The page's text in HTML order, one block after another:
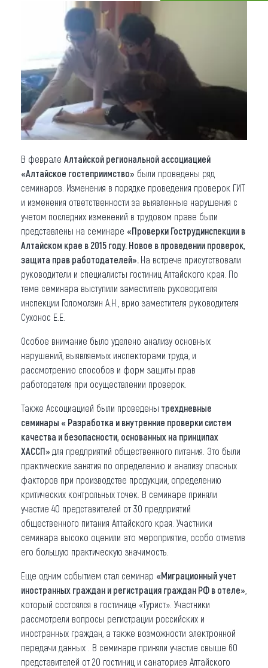
Что привезти (сувениры)
О регионе
Коллекция впечатлений
Другие рубрики
В феврале Алтайской региональной ассоциацией
«Алтайское гостеприимство» были проведены ряд
семинаров. Изменения в порядке проведения проверок ГИТ
и изменения ответственности за выявленные нарушения с
учетом последних изменений в трудовом праве были
представлены на семинаре «Проверки Гострудинспекции в
Алтайском крае в 2015 году. Новое в проведении проверок,
защита прав работодателей». На встрече присутствовали
руководители и специалисты гостиниц Алтайского края. По
теме семинара выступили заместитель руководителя
инспекции Голомолзин А.Н., врио заместителя руководителя
Сухонос Е.Е.
Особое внимание было уделено анализу основных
нарушений, выявляемых инспекторами труда, и
рассмотрению способов и форм защиты прав
работодателя при осуществлении проверок.
Также Ассоциацией были проведены трехдневные
семинары « Разработка и внутренние проверки систем
качества и безопасности, основанных на принципах
ХАССП» для предприятий общественного питания. Это были
практические занятия по определению и анализу опасных
факторов при производстве продукции, определению
критических контрольных точек. В семинаре приняли
участие 40 представителей от 30 предприятий
общественного питания Алтайского края. Участники
семинара высоко оценили это мероприятие, особо отметив
его большую практическую значимость.
Еще одним событием стал семинар «Миграционный учет
иностранных граждан и регистрация граждан РФ в отеле»
который состоялся в гостинице «Турист». Участники
рассмотрели вопросы регистрации российских и
иностранных граждан, а также возможности электронной
передачи данных . В семинаре приняли участие свыше 60
представителей от 20 гостиниц и санаториев Алтайского